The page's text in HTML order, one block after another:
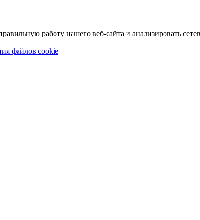
работу нашего веб-сайта и анализировать
файлов cookie